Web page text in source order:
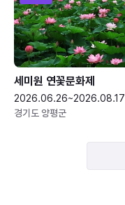
세미원 연꽃문화제
2026.06.26~2026.08.17
경기도 양평군